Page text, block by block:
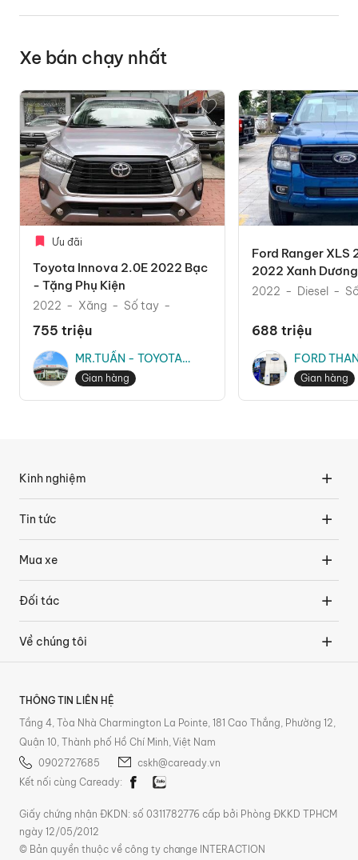
Xe bán chạy nhất
Ưu đãi
Toyota Innova 2.0E 2022 Bạc
- Tặng Phụ Kiện
2022 Xăng Số tay
755 triệu
MR.TUẤN - TOYOTA
THĂNG LONG
Gian hàng
Ford Ranger XLS
2022 Xanh
Mãi Phụ Kiện
2022 Diesel
688 triệu
FORD
MR.TRUNG
Gian hàng
Kinh nghiệm
Tin tức
Mua xe
Đối tác
Về chúng tôi
THÔNG TIN LIÊN HỆ
Tầng 4, Tòa Nhà Charmington La Pointe, 181 Cao Thắng, Phường 12,
Quận 10, Thành phố Hồ Chí Minh, Việt Nam
0902727685
cskh@caready.vn
Kết nối cùng Caready:
Giấy chứng nhận ĐKDN: số 0311782776 cấp bởi Phòng ĐKKD TPHCM
ngày 12/05/2012
© Bản quyền thuộc về công ty change INTERACTION